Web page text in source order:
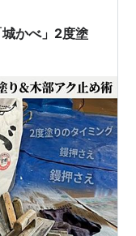
かべ」2度塗